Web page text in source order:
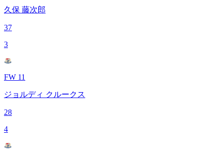
久保 藤次郎
37
3
FW 11
ジョルディ クルークス
28
4